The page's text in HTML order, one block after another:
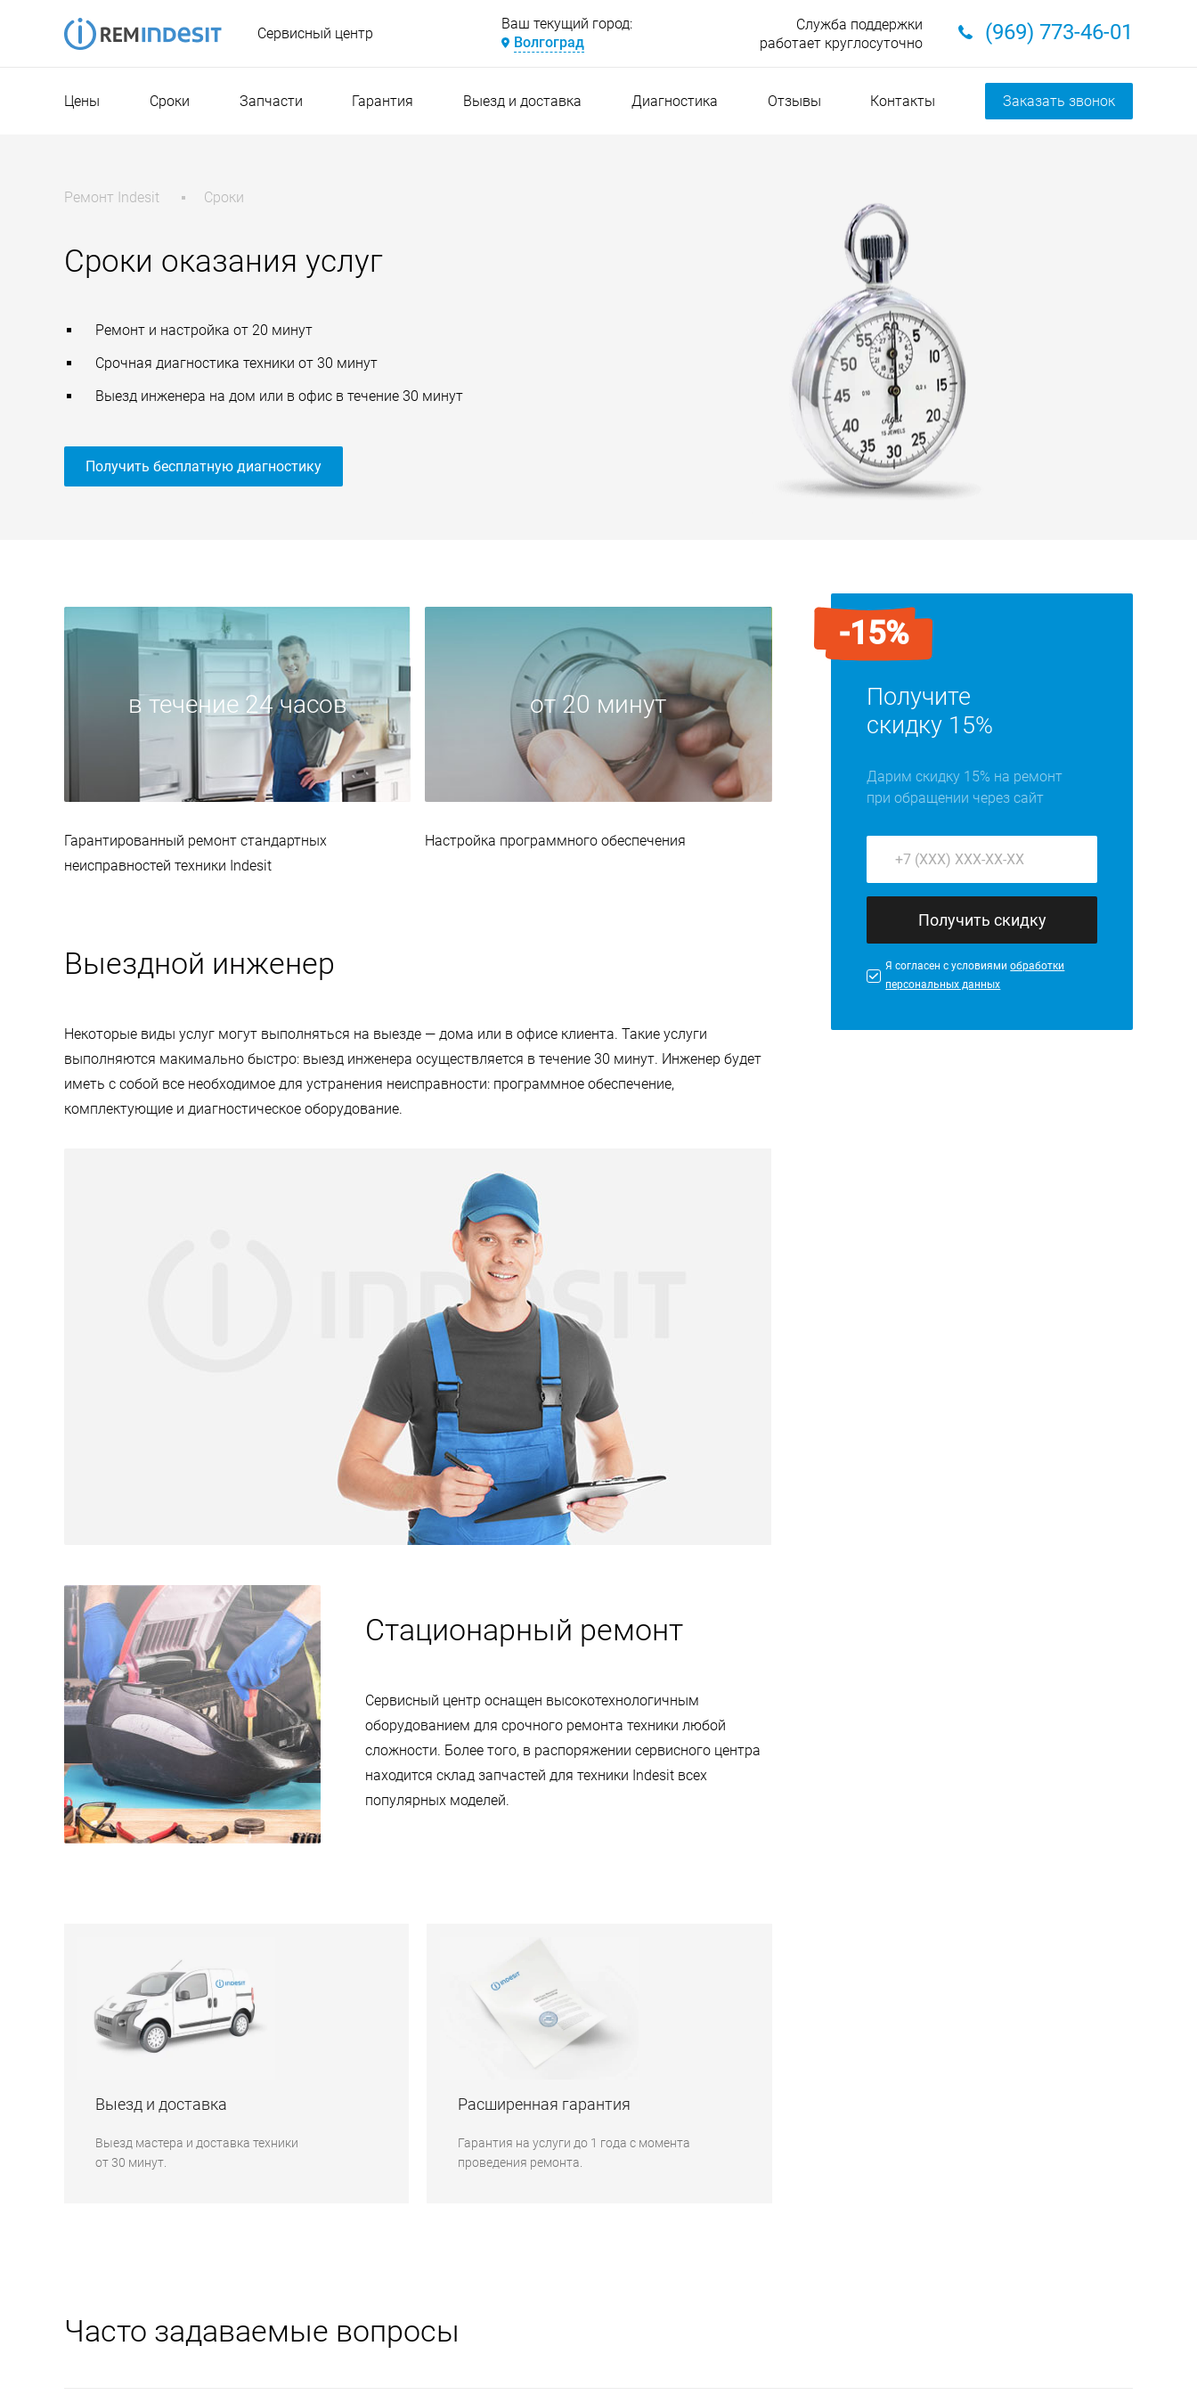
Сервисный центр
Ваш текущий город:
Волгоград
Служба поддержки
работает круглосуточно
(969) 773-46-01
Цены Сроки Запчасти Гарантия Выезд и доставка Диагностика Отзывы Контакты Заказать звонок
Ремонт Indesit Сроки
Сроки оказания услуг
Ремонт и настройка от 20 минут
Срочная диагностика техники от 30 минут
Выезд инженера на дом или в офис в течение 30 минут
Получить бесплатную диагностику
в течение 24 часов
Гарантированный ремонт стандартных
неисправностей техники Indesit
от 20 минут
Настройка программного обеспечения
Выездной инженер
Некоторые виды услуг могут выполняться на выезде — дома или в офисе клиента. Такие услуги
выполняются макимально быстро: выезд инженера осуществляется в течение 30 минут. Инженер будет
иметь с собой все необходимое для устранения неисправности: программное обеспечение,
комплектующие и диагностическое оборудование.
Стационарный ремонт
Сервисный центр оснащен высокотехнологичным
оборудованием для срочного ремонта техники любой
сложности. Более того, в распоряжении сервисного центра
находится склад запчастей для техники Indesit всех
популярных моделей.
Выезд и доставка
Выезд мастера и доставка техники
от 30 минут.
Расширенная гарантия
Гарантия на услуги до 1 года с момента
проведения ремонта.
-15%
Получите
скидку 15%
Дарим скидку 15% на ремонт
при обращении через сайт
Получить скидку
Я согласен с условиямиобработки
персональных данных
Часто задаваемые вопросы